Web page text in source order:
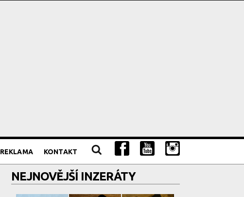
REKLAMA KONTAKT
NEJNOVĚJŠÍ INZERÁTY